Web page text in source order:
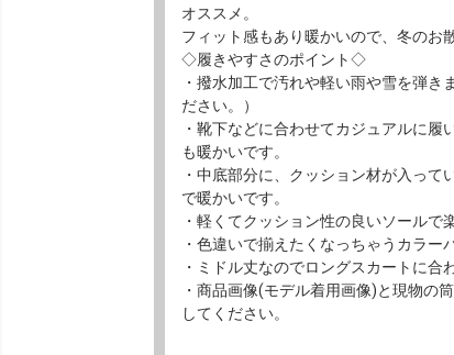
オススメ。
フィット感もあり暖かいので、冬のお
◇履きやすさのポイント◇
・撥水加工で汚れや軽い雨や雪を弾
ださい。）
・靴下などに合わせてカジュアルに
も暖かいです。
・中底部分に、クッション材が入っ
で暖かいです。
・軽くてクッション性の良いソールで
・色違いで揃えたくなっちゃうカラー
・ミドル丈なのでロングスカートに合
・商品画像(モデル着用画像)と現物の
してください。